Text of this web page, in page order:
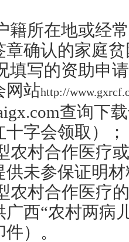
籍所在地或经
章确认的家庭
填写的资助申
网站http://
查询下载
十字会领取 ）
；
农村合作医疗
供未参保证明
农村合作医疗的
广西“农村两病
件） 。